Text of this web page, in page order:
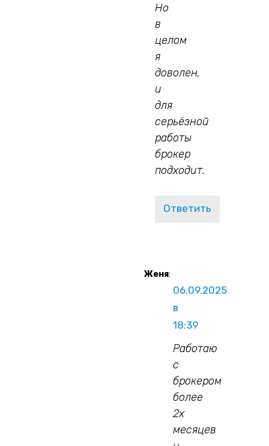
Но
в
целом
я
доволен,
и
для
серьёзной
работы
брокер
подходит.
Ответить
Женя:
06.09.2025
в
18:39
Работаю
с
брокером
более
2х
месяцев